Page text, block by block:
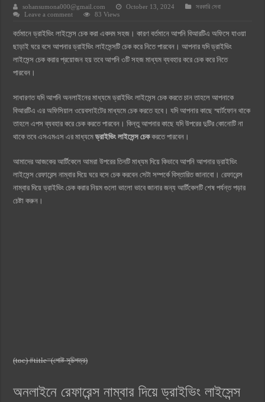
জুডিশিয়াল ম্যাজিস্ট্রেট কি? জুডিশিয়াল ম্যাজিস্ট্রেট এর সুযোগ সুবিধা
ওয়ালটন টিভি কিস্তিতে কেনার নিয়ম ২০২৫
গ্রামে লাভজনক ব্যবসা ২০২৫ ও গ্রামের বাজারে ব্যবসার আইডিয়া
sohansumona000@gmail.com October 13, 2024
সরকারি সেবা
Leave a comment
83 Views
বর্তমানে ড্রাইভিং লাইসেন্স চেক করা একদম সহজ। কারণ বর্তমানে আপনি বিআরটিএ অফিসে যাওয়া
ছাড়াই ঘরে বসে আপনার ড্রাইভিং লাইসেন্সটি চেক করে নিতে পারবেন। আপনার যদি ড্রাইভিং
লাইসেন্স চেক করার প্রয়োজন হয় তবে আপনি ৩টি সহজ মাধ্যম ব্যবহার করে চেক করে নিতে
পারবেন।
সাধারণত যদি আপনি অনলাইনের মাধ্যমে ড্রাইভিং লাইসেন্স চেক করতে চান তাহলে আপনাকে
বিআরটিএ এর অফিসিয়াল ওয়েবসাইটের মাধ্যমে চেক করতে হবে। যদি আপনার কাছে স্মার্টফোন থাকে
তাহলে এপস ব্যবহার করে চেক করতে পারবেন। কিন্তু আপনার কাছে যদি উপরের দুটির কোনোটি না
থাকে তবে এসএমএস এর মাধ্যমেড্রাইভিং লাইসেন্স চেককরতে পারবেন।
আমাদের আজকের আর্টিকেলে আমরা উপরের তিনটি মাধ্যম দিয়ে কিভাবে আপনি আপনার ড্রাইভিং
লাইসেন্স রেফারেন্স নাম্বার দিয়ে ঘরে বসে চেক করবেন সেটা সম্পর্কে বিস্তারিত জানাবো। রেফারেন্স
নাম্বার দিয়ে ড্রাইভিং চেক করার নিয়ম গুলো ভালো ভাবে জানার জন্য আর্টিকেলটি শেষ পর্যন্ত পড়ার
চেষ্টা করুন।
(toc) #title=(পোষ্ট সূচিপত্র)
অনলাইনে রেফারেন্স নাম্বার দিয়ে ড্রাইভিং লাইসেন্স